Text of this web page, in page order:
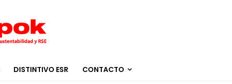
DISTINTIVO ESR CONTACTO